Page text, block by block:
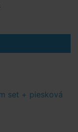
set + piesková